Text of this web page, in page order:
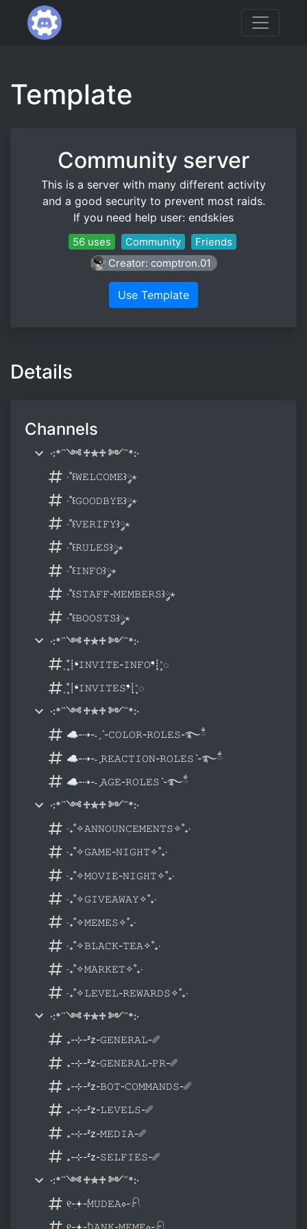
Template
Community server
This is a server with many different activity
and a good security to prevent most raids.
If you need help user: endskies
56 uses Community
Friends
Creator: comptron.01
Use Template
Details
Channels
·:*¨༺ ♱✮♱ ༻¨*:·
‧˚꒰𝚆𝙴𝙻𝙲𝙾𝙼𝙴꒱༘⋆
‧˚꒰𝙶𝙾𝙾𝙳𝙱𝚈𝙴꒱༘⋆
‧˚꒰𝚅𝙴𝚁𝙸𝙵𝚈꒱༘⋆
‧˚꒰𝚁𝚄𝙻𝙴𝚂꒱༘⋆
‧˚꒰𝙸𝙽𝙵𝙾꒱༘⋆
‧˚꒰𝚂𝚃𝙰𝙵𝙵-𝙼𝙴𝙼𝙱𝙴𝚁𝚂꒱༘⋆
‧˚꒰𝙱𝙾𝙾𝚂𝚃𝚂꒱༘⋆
·:*¨༺ ♱✮♱ ༻¨*:·
͙۪۪˚┊❛𝙸𝙽𝚅𝙸𝚃𝙴-𝙸𝙽𝙵𝙾❜┊˚͙۪۪◌
͙۪۪˚┊❛𝙸𝙽𝚅𝙸𝚃𝙴𝚂❜┊˚͙۪۪◌
·:*¨༺ ♱✮♱ ༻¨*:·
☁-⇢-˗ˏˋ-𝙲𝙾𝙻𝙾𝚁-𝚁𝙾𝙻𝙴𝚂-࿐ྂ
☁-⇢-˗ˏ𝚁𝙴𝙰𝙲𝚃𝙸𝙾𝙽-𝚁𝙾𝙻𝙴𝚂ˋ-࿐ྂ
☁-⇢-˗ˏ𝙰𝙶𝙴-𝚁𝙾𝙻𝙴𝚂ˋ-࿐ྂ
·:*¨༺ ♱✮♱ ༻¨*:·
‧₊˚✧𝙰𝙽𝙽𝙾𝚄𝙽𝙲𝙴𝙼𝙴𝙽𝚃𝚂✧˚₊‧
‧₊˚✧𝙶𝙰𝙼𝙴-𝙽𝙸𝙶𝙷𝚃✧˚₊‧
‧₊˚✧𝙼𝙾𝚅𝙸𝙴-𝙽𝙸𝙶𝙷𝚃✧˚₊‧
‧₊˚✧𝙶𝙸𝚅𝙴𝙰𝚆𝙰𝚈✧˚₊‧
‧₊˚✧𝙼𝙴𝙼𝙴𝚂✧˚₊‧
‧₊˚✧𝙱𝙻𝙰𝙲𝙺-𝚃𝙴𝙰✧˚₊‧
‧₊˚✧𝙼𝙰𝚁𝙺𝙴𝚃✧˚₊‧
‧₊˚✧𝙻𝙴𝚅𝙴𝙻-𝚁𝙴𝚆𝙰𝚁𝙳𝚂✧˚₊‧
·:*¨༺ ♱✮♱ ༻¨*:·
₊-⊹-ᶻz-𝙶𝙴𝙽𝙴𝚁𝙰𝙻-␥
₊-⊹-ᶻz-𝙶𝙴𝙽𝙴𝚁𝙰𝙻-𝙿𝚁-␥
₊-⊹-ᶻz-𝙱𝙾𝚃-𝙲𝙾𝙼𝙼𝙰𝙽𝙳𝚂-␥
₊-⊹-ᶻz-𝙻𝙴𝚅𝙴𝙻𝚂-␥
₊-⊹-ᶻz-𝙼𝙴𝙳𝙸𝙰-␥
₊-⊹-ᶻz-𝚂𝙴𝙻𝙵𝙸𝙴𝚂-␥
·:*¨༺ ♱✮♱ ༻¨*:·
୧-ׅ𖥔-۫𝙼𝚄𝙳𝙴𝙰⋄-𓍯